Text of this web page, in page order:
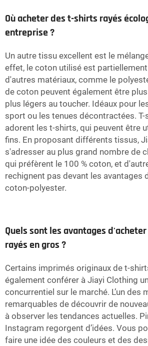
Où acheter des t-shirts rayés
entreprise ?
Un autre tissu excellent est le
effet, le coton utilisé est
d'autres matériaux, comme le
de coton peuvent également être
plus légers au toucher. Idéaux pour
sport ou les tenues décontractées.
adorent les t-shirts, qui peuvent être
fins. En proposant différents tissus,
s'adresser au plus grand nombre de
qui préfèrent le 100 % coton, et
rechignent pas devant les avantages
coton-polyester.
Quels sont les avantages
rayés en gros ?
Certains imprimés originaux de t-
également conférer à Jiayi Clothing
concurrentiel sur le marché. L’un des
remarquables de découvrir de
à observer les tendances actuelles.
Instagram regorgent d’idées. Vous
faire une idée des couleurs et des